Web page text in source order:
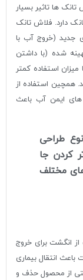
ها تاثیر بسیار
دارد. فلاش تانک
جدید (خروج آب با
شده (با داشتن
میزان استفاده کمتر
همچین استفاده از
فلاش تانک های ایمن آب باعث
طراحی
کردن جا
مختلف
انگشت برای خروج
انتقال بیماری
از محصول حذف و